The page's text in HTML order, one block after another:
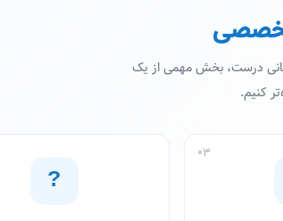
درست، بخش مهمی از یک
کنیم.
03
?